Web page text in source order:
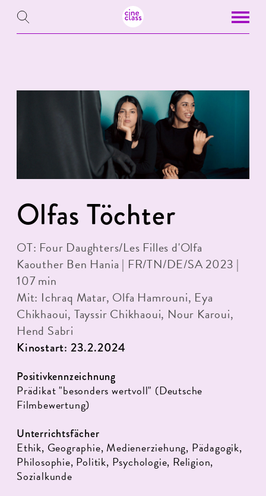
Olfas Töchter
OT: Four Daughters/Les Filles d'Olfa
Kaouther Ben Hania | FR/TN/DE/SA 2023 |
107 min
Mit: Ichraq Matar, Olfa Hamrouni, Eya
Chikhaoui, Tayssir Chikhaoui, Nour Karoui,
Hend Sabri
Kinostart: 23.2.2024
Positivkennzeichnung
Prädikat "besonders wertvoll" (Deutsche
Filmbewertung)
Unterrichtsfächer
Ethik, Geographie, Medienerziehung, Pädagogik,
Philosophie, Politik, Psychologie, Religion,
Sozialkunde